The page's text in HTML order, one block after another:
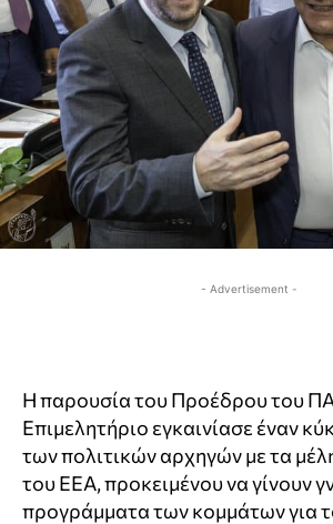
- Advertisement -
Η παρουσία του Προέδρου του
Επιμελητήριο εγκαινίασε έναν
των πολιτικών αρχηγών με τα
του ΕΕΑ, προκειμένου να γίνουν
προγράμματα των κομμάτων για